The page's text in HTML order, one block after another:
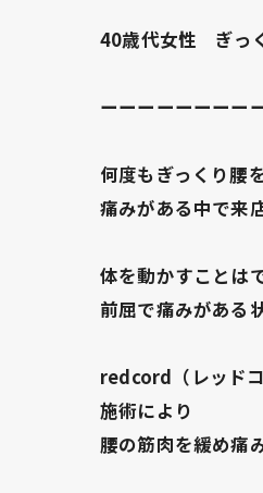
40歳代女性 ぎっ
ーーーーーーーー
何度もぎっくり腰
痛みがある中で来
体を動かすことは
前屈で痛みがある
redcord（レッド
施術により
腰の筋肉を緩め痛